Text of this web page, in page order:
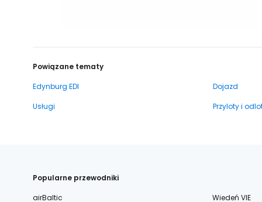
Powiązane tematy
Edynburg EDI
Dojazd
Usługi
Przyloty i
Popularne przewodniki
airBaltic
Wiedeń VIE